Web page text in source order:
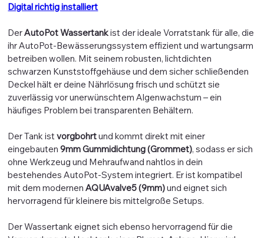
Digital richtig installiert
DerAutoPot Wassertankist der ideale Vorratstank für alle, die
ihr AutoPot-Bewässerungssystem effizient und wartungsarm
betreiben wollen. Mit seinem robusten, lichtdichten
schwarzen Kunststoffgehäuse und dem sicher schließenden
Deckel hält er deine Nährlösung frisch und schützt sie
zuverlässig vor unerwünschtem Algenwachstum – ein
häufiges Problem bei transparenten Behältern.
Der Tank istvorgbohrtund kommt direkt mit einer
eingebauten9mm Gummidichtung (Grommet), sodass er sich
ohne Werkzeug und Mehraufwand nahtlos in dein
bestehendes AutoPot-System integriert. Er ist kompatibel
mit dem modernenAQUAvalve5 (9mm)und eignet sich
hervorragend für kleinere bis mittelgroße Setups.
Der Wassertank eignet sich ebenso hervorragend für die